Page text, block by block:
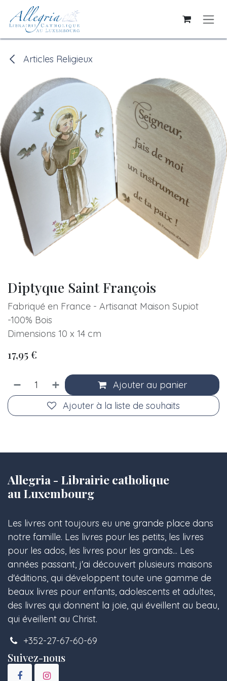
Se rendre au contenu
Articles Religieux
Diptyque Saint François
Fabriqué en France - Artisanat Maison Supiot
-100% Bois
Dimensions 10 x 14 cm
17,95€
Ajouter au panier
Ajouter à la liste de souhaits
Allegria - Librairie catholique
au Luxembourg
Les livres ont toujours eu une grande place dans
notre famille. Les livres pour les petits, les livres
pour les ados, les livres pour les grands... Les
années passant, j'ai découvert plusieurs maisons
d'éditions, qui développent toute une gamme de
beaux livres pour enfants, adolescents et adultes,
des livres qui donnent la joie, qui éveillent au beau,
qui éveillent au Christ.
+352-27-67-60-69
Suivez-nous